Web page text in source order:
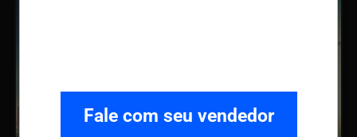
Fale com seu vendedor